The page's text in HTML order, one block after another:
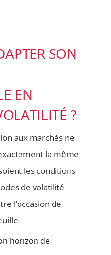
SON
EN
?
aux marchés ne
la même
les conditions
de volatilité
l’occasion de
horizon de